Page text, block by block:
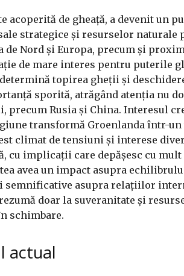
acoperită de gheață, a devenit un
strategice și resurselor naturale
Nord și Europa, precum și
de mare interes pentru puterile
topirea gheții și
sporită, atrăgând atenția nu
Rusia și China. Interesul
transformă Groenlanda într-un
climat de tensiuni și interese
cu implicații care depășesc cu
avea un impact asupra
semnificative asupra relațiilor
doar la suveranitate și
schimbare.
actual